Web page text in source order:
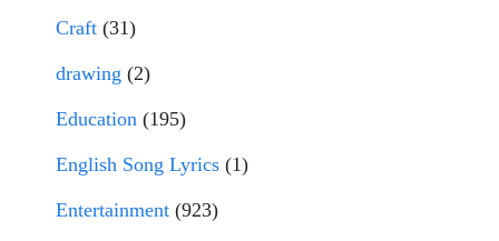
Craft (31)
drawing (2)
Education (195)
English Song Lyrics (1)
Entertainment (923)